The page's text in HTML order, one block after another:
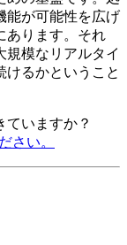
能が可能性を広げ
あります。それ
規模なリアルタイ
けるかということ
ていますか？
さい。